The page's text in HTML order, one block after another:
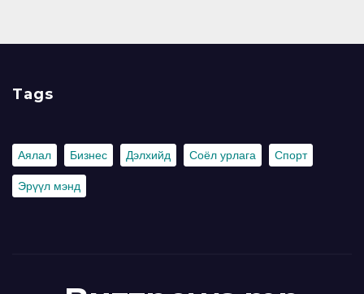
Tags
Аялал Бизнес Дэлхийд Соёл урлага Спорт
Эрүүл мэнд